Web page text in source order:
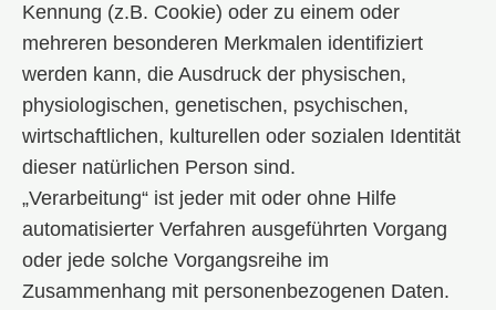
Kennung (z.B. Cookie) oder zu einem oder
mehreren besonderen Merkmalen identifiziert
werden kann, die Ausdruck der physischen,
physiologischen, genetischen, psychischen,
wirtschaftlichen, kulturellen oder sozialen Identität
dieser natürlichen Person sind.
„Verarbeitung“ ist jeder mit oder ohne Hilfe
automatisierter Verfahren ausgeführten Vorgang
oder jede solche Vorgangsreihe im
Zusammenhang mit personenbezogenen Daten.